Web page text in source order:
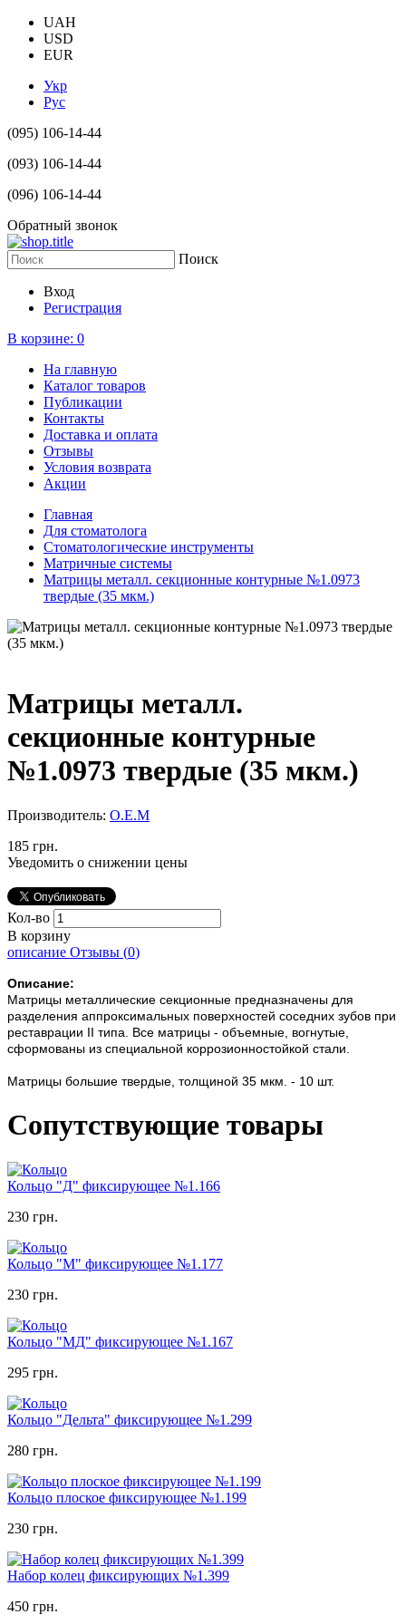
UAH
USD
EUR
Укр
Рус
(095) 106-14-44
(093) 106-14-44
(096) 106-14-44
Обратный звонок
Поиск
Вход
Регистрация
В корзине: 0
На главную
Каталог товаров
Публикации
Контакты
Доставка и оплата
Отзывы
Условия возврата
Акции
Главная
Для стоматолога
Стоматологические инструменты
Матричные системы
Матрицы металл. секционные контурные №1.0973
твердые (35 мкм.)
Матрицы металл.
секционные контурные
№1.0973 твердые (35 мкм.)
Производитель: О.Е.М
185 грн.
Уведомить о снижении цены
Кол-во
В корзину
описание Отзывы (0)
Описание:
Матрицы металлические секционные предназначены для
разделения аппроксимальных поверхностей соседних зубов при
реставрации II типа. Все матрицы - объемные, вогнутые,
сформованы из специальной коррозионностойкой стали.
Матрицы большие твердые, толщиной 35 мкм. - 10 шт.
Сопутствующие товары
Кольцо "Д" фиксирующее №1.166
230 грн.
Кольцо "М" фиксирующее №1.177
230 грн.
Кольцо "МД" фиксирующее №1.167
295 грн.
Кольцо "Дельта" фиксирующее №1.299
280 грн.
Кольцо плоское фиксирующее №1.199
230 грн.
Набор колец фиксирующих №1.399
450 грн.